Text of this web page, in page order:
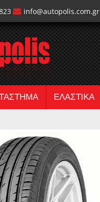
info@autopolis.com.gr
ΕΛΑΣΤΙΚΑ